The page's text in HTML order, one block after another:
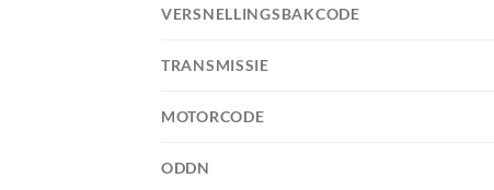
VERSNELLINGSBAKCODE
TRANSMISSIE
MOTORCODE
ODDN